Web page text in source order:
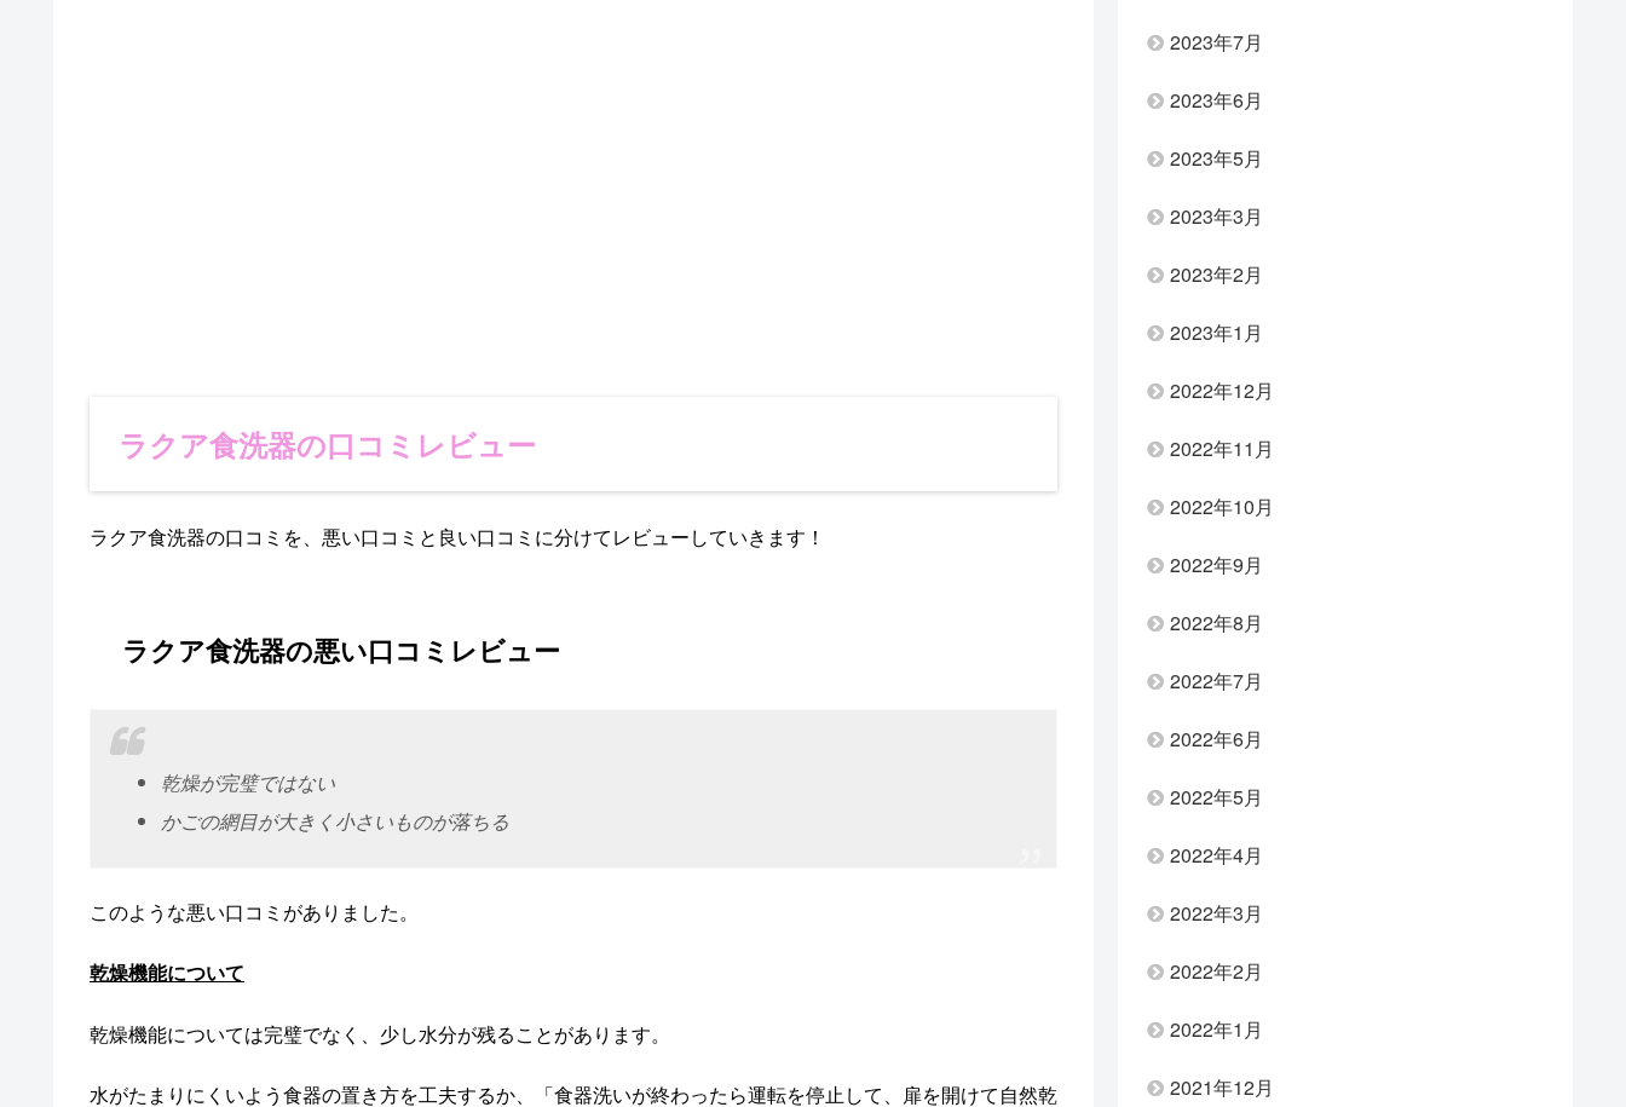
ラクア食洗器の口コミレビュー
ラクア食洗器の口コミを、悪い口コミと良い口コミに分けてレビューしていきます！
ラクア食洗器の悪い口コミレビュー
乾燥が完璧ではない
かごの網目が大きく小さいものが落ちる
このような悪い口コミがありました。
乾燥機能について
乾燥機能については完璧でなく、少し水分が残ることがあります。
水がたまりにくいよう食器の置き方を工夫するか、「食器洗いが終わったら運転を停止して、扉を開けて自然乾
2023年7月
2023年6月
2023年5月
2023年3月
2023年2月
2023年1月
2022年12月
2022年11月
2022年10月
2022年9月
2022年8月
2022年7月
2022年6月
2022年5月
2022年4月
2022年3月
2022年2月
2022年1月
2021年12月